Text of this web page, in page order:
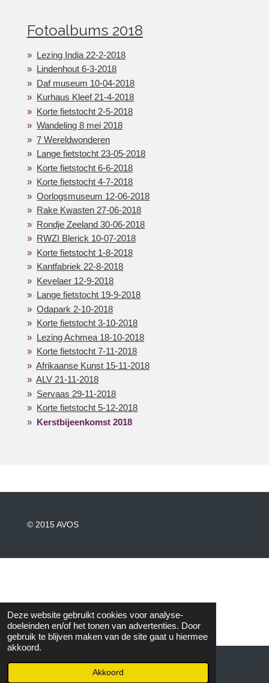
Deze website gebruikt cookies voor analyse-
doeleinden en/of het tonen van advertenties. Door
gebruik te blijven maken van de site gaat u hiermee
akkoord.
Akkoord
Fotoalbums 2018
Lezing India 22-2-2018
Lindenhout 6-3-2018
Daf museum 10-04-2018
Kurhaus Kleef 21-4-2018
Korte fietstocht 2-5-2018
Wandeling 8 mei 2018
7 Wereldwonderen
Lange fietstocht 23-05-2018
Korte fietstocht 6-6-2018
Korte fietstocht 4-7-2018
Oorlogsmuseum 12-06-2018
Rake Kwasten 27-06-2018
Rondje Zeeland 30-06-2018
RWZI Blerick 10-07-2018
Korte fietstocht 1-8-2018
Kantfabriek 22-8-2018
Kevelaer 12-9-2018
Lange fietstocht 19-9-2018
Odapark 2-10-2018
Korte fietstocht 3-10-2018
Lezing Achmea 18-10-2018
Korte fietstocht 7-11-2018
Afrikaanse Kunst 15-11-2018
ALV 21-11-2018
Servaas 29-11-2018
Korte fietstocht 5-12-2018
Kerstbijeenkomst 2018
© 2015 AVOS